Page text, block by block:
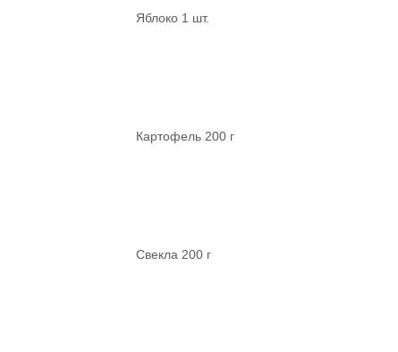
Яблоко 1 шт.
Картофель 200 г
Свекла 200 г